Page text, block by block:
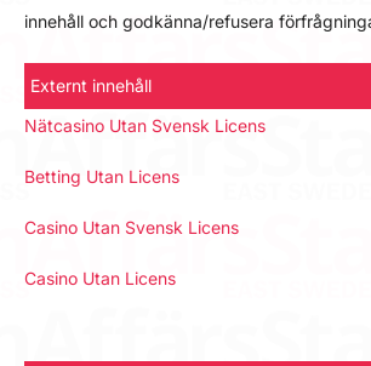
innehåll och godkänna/refusera
Externt innehåll
Nätcasino Utan Svensk Licens
Betting Utan Licens
Casino Utan Svensk Licens
Casino Utan Licens